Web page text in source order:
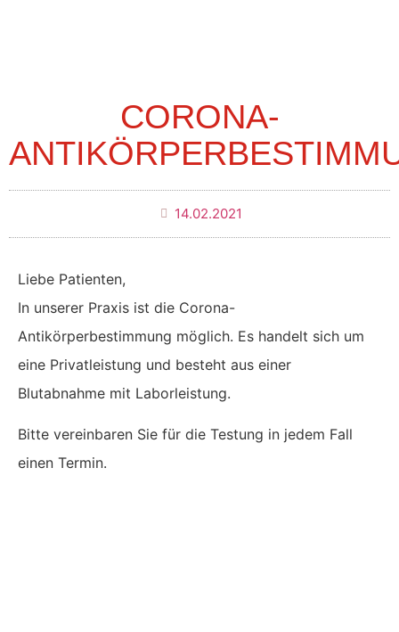
CORONA-
14.02.2021
Liebe Patienten,
In unserer Praxis ist die Corona-
Antikörperbestimmung möglich. Es handelt sich um
eine Privatleistung und besteht aus einer
Blutabnahme mit Laborleistung.
Bitte vereinbaren Sie für die Testung in jedem Fall
einen Termin.